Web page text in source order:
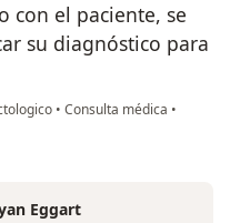
con el paciente, se
su diagnóstico para
• Consulta médica •
Eggart